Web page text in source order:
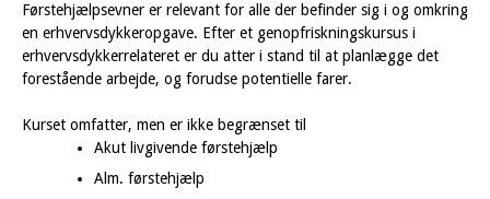
Førstehjælpsevner er relevant for alle der befinder sig i og omkring
en erhvervsdykkeropgave. Efter et genopfriskningskursus i
erhvervsdykkerrelateret er du atter i stand til at planlægge det
forestående arbejde, og forudse potentielle farer.
Kurset omfatter, men er ikke begrænset til
Akut livgivende førstehjælp
Alm. førstehjælp